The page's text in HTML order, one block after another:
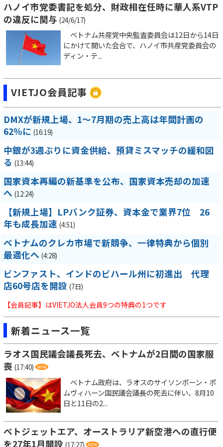
ハノイ市党委書記を処分、財政相在任時に華人系VTP
の違反に関与 (24/6/17)
ベトナム共産党中央監査委員会は12日から14日
にかけて開いた会合で、ハノイ市共産党委員会の
ディン・テ...
VIETJO会員記事
DMXが新規上場、1～7月期の売上高は年間計画の
62％に (16:19)
中銀が3週ぶりに資金供給、預貸ミスマッチの緩和図
る (13:44)
国家資本再編の新基準を公布、国家資本売却の加速
へ (12:24)
【新規上場】LPバンク証券、資本金で業界7位 26
年も成長加速 (4:51)
ベトナムのクレカ市場で新競争、一律特典から個別
最適化へ (4:28)
ビンファスト、インドのビハール州に初進出 代理
店60号店を開設 (7日)
【会員記事】はVIETJO法人会員9つの特典の1つです
新着ニュース一覧
ラオス国民議会議長死去、ベトナムが2日間の国家服
喪 (17:40)
ベトナム政府は、ラオスのサイソンポーン・ポ
ムヴィハーン国民議会議長の死去に伴い、8月10
日と11日の2...
ベトジェットエア、オーストラリア新空港への直行便
を27年1月開設 (17:27)